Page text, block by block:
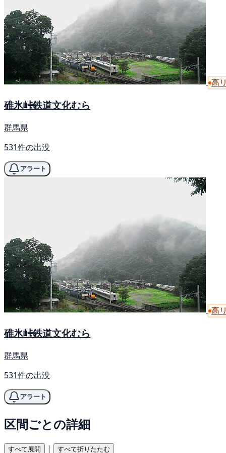
高
碓氷峠鉄道文化むら
群馬県
531件の出没
アラート
高
碓氷峠鉄道文化むら
群馬県
531件の出没
アラート
区間ごとの詳細
すべて展開 | すべて折りたたむ